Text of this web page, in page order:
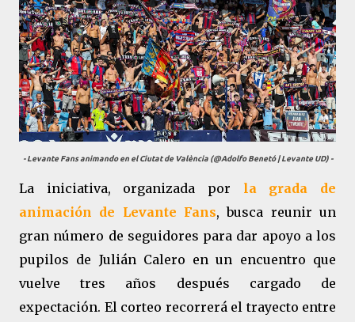
- Levante Fans animando en el Ciutat de València (@Adolfo Benetó | Levante UD) -
La iniciativa, organizada por la grada de
animación de Levante Fans, busca reunir un
gran número de seguidores para dar apoyo a los
pupilos de Julián Calero en un encuentro que
vuelve tres años después cargado de
expectación. El corteo recorrerá el trayecto entre